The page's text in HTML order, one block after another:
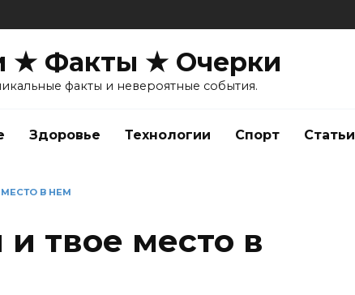
★ Факты ★ Очерки
факты и невероятные события.
Здоровье Технологии Спорт Статьи
В НЕМ
твое место в